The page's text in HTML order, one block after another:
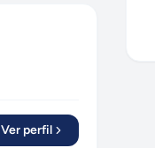
Ver perfil